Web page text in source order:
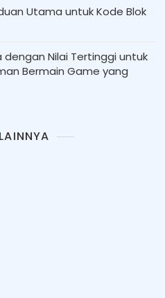
Utama untuk Kode Blok
Nilai Tertinggi untuk
Bermain Game yang